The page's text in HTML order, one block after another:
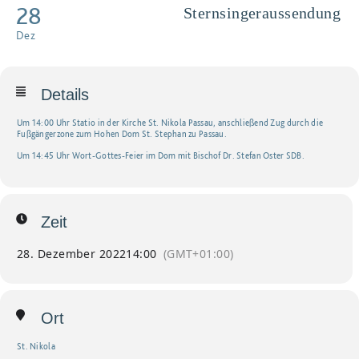
28
Dez
Sternsingeraussendung
Details
Um 14:00 Uhr Statio in der Kirche St. Nikola Passau, anschließend Zug durch die
Fußgängerzone zum Hohen Dom St. Stephan zu Passau.
Um 14:45 Uhr Wort-Gottes-Feier im Dom mit Bischof Dr. Stefan Oster SDB.
Zeit
28. Dezember 202214:00 (GMT+01:00)
Ort
St. Nikola